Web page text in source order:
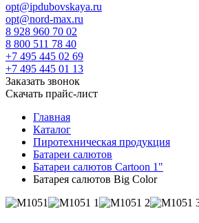
opt@ipdubovskaya.ru
opt@nord-max.ru
8 928 960 70 02
8 800 511 78 40
+7 495 445 02 69
+7 495 445 01 13
Заказать звонок
Скачать прайс-лист
Главная
Каталог
Пиротехническая продукция
Батареи салютов
Батареи салютов Cartoon 1"
Батарея салютов Big Color